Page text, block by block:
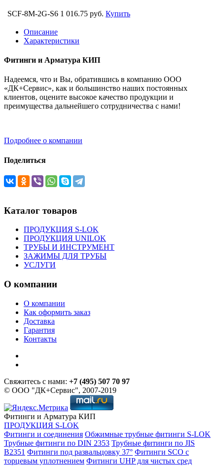
SCF-8M-2G-S6 1 016.75 руб. Купить
Описание
Характеристики
Фитинги и Арматура КИП
Надеемся, что и Вы, обратившись в компанию ООО
«ДК+Сервис», как и большинство наших постоянных
клиентов, оцените высокое качество продукции и
преимущества дальнейшего сотрудничества с нами!
Подробнее о компании
Поделиться
Каталог товаров
ПРОДУКЦИЯ S-LOK
ПРОДУКЦИЯ UNILOK
ТРУБЫ И ИНСТРУМЕНТ
ЗАЖИМЫ ДЛЯ ТРУБЫ
УСЛУГИ
О компании
О компании
Как оформить заказ
Доставка
Гарантия
Контакты
Свяжитесь с нами: +7 (495) 507 70 97
© ООО "ДК+Сервис", 2007-2019
Фитинги и Арматура КИП
ПРОДУКЦИЯ S-LOK
Фитинги и соединения Обжимные трубные фитинги S-LOK
Трубные фитинги по DIN 2353 Трубные фитинги по JIS
B2351 Фитинги под развальцовку 37° Фитинги SCO с
торцевым уплотнением Фитинги UHP для чистых сред